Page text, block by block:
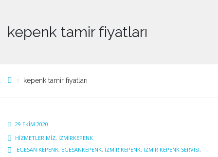
kepenk tamir fiyatları
kepenk tamir fiyatları
29 EKIM 2020
HIZMETLERIMIZ, IZMIRKEPENK
EGESAN KEPENK, EGESANKEPENK, İZMIR KEPENK, İZMIR KEPENK SERVISI,